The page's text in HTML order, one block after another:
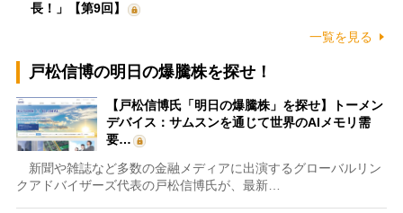
長！」【第9回】
一覧を見る
戸松信博の明日の爆騰株を探せ！
【戸松信博氏「明日の爆騰株」を探せ】トーメン
デバイス：サムスンを通じて世界のAIメモリ需
要…
新聞や雑誌など多数の金融メディアに出演するグローバルリン
クアドバイザーズ代表の戸松信博氏が、最新…